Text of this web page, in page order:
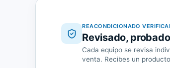
REACONDICIONADO
Revisado,
Cada equipo se revisa
venta. Recibes un